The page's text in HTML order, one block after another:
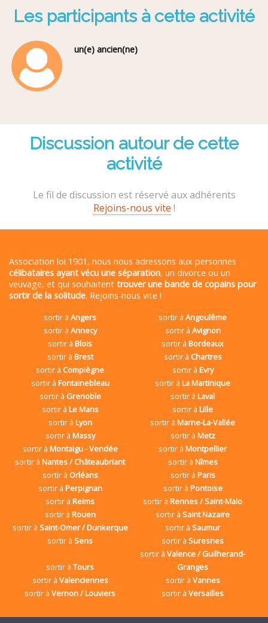
Les participants à cette activité
un(e) ancien(ne)
Discussion autour de cette
activité
Le fil de discussion est réservé aux adhérents
Rejoins-nous vite !
Association loi 1901, nous nous adressons aux personnes
célibataires ayant vécu une séparation, un divorce ou un
veuvage, et qui souhaitent trouver une bande de copains pour
sortir de la solitude. Rejoins-nous vite !
sortir àAngers sortir àAngoulême
sortir à Annecy sortir à Avignon
sortir àBlois sortir àBordeaux
sortir à Brest sortir à Chartres
sortir à Compiègne sortir à Evry
sortir à Fontainebleau sortir àLa Martinique
sortir à Grenoble sortir àLaval
sortir à Le Mans sortir àLille
sortir à Lyon sortir àMarne-La-Vallée
sortir à Massy sortir à Metz
sortir à Montaigu - Vendée sortir àMontpellier
sortir àNantes / Châteaubriant sortir à Nîmes
sortir à Orléans sortir à Paris
sortir à Perpignan sortir à Pontoise
sortir àReims sortir àRennes / Saint-Malo
sortir à Rouen sortir àSaint Nazaire
sortir à Saint-Omer / Dunkerque sortir àSaumur
sortir àSens sortir àSuresnes
sortir àTours
sortir àValence / Guilherand-
Granges
sortir à Valenciennes sortir à Vannes
sortir àVernon / Louviers sortir àVersailles